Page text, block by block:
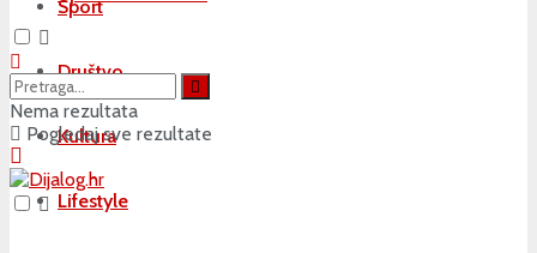
Sport
Društvo
Kultura
Lifestyle
Nema rezultata
Pogledaj sve rezultate